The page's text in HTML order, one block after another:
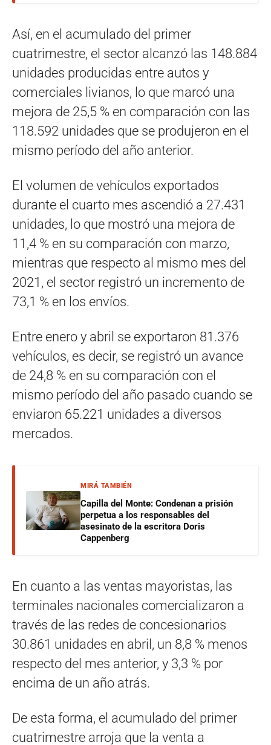
Así, en el acumulado del primer
cuatrimestre, el sector alcanzó las 148.884
unidades producidas entre autos y
comerciales livianos, lo que marcó una
mejora de 25,5 % en comparación con las
118.592 unidades que se produjeron en el
mismo período del año anterior.
El volumen de vehículos exportados
durante el cuarto mes ascendió a 27.431
unidades, lo que mostró una mejora de
11,4 % en su comparación con marzo,
mientras que respecto al mismo mes del
2021, el sector registró un incremento de
73,1 % en los envíos.
Entre enero y abril se exportaron 81.376
vehículos, es decir, se registró un avance
de 24,8 % en su comparación con el
mismo período del año pasado cuando se
enviaron 65.221 unidades a diversos
mercados.
MIRÁ TAMBIÉN
Capilla del Monte: Condenan a prisión
perpetua a los responsables del
asesinato de la escritora Doris
Cappenberg
En cuanto a las ventas mayoristas, las
terminales nacionales comercializaron a
través de las redes de concesionarios
30.861 unidades en abril, un 8,8 % menos
respecto del mes anterior, y 3,3 % por
encima de un año atrás.
De esta forma, el acumulado del primer
cuatrimestre arroja que la venta a